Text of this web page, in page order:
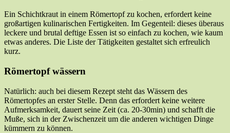
Ein Schichtkraut in einem Römertopf zu kochen, erfordert keine
großartigen kulinarischen Fertigkeiten. Im Gegenteil: dieses überaus
leckere und brutal deftige Essen ist so einfach zu kochen, wie kaum
etwas anderes. Die Liste der Tätigkeiten gestaltet sich erfreulich
kurz.
Römertopf wässern
Natürlich: auch bei diesem Rezept steht das Wässern des
Römertopfes an erster Stelle. Denn das erfordert keine weitere
Aufmerksamkeit, dauert seine Zeit (ca. 20-30min) und schafft die
Muße, sich in der Zwischenzeit um die anderen wichtigen Dinge
kümmern zu können.